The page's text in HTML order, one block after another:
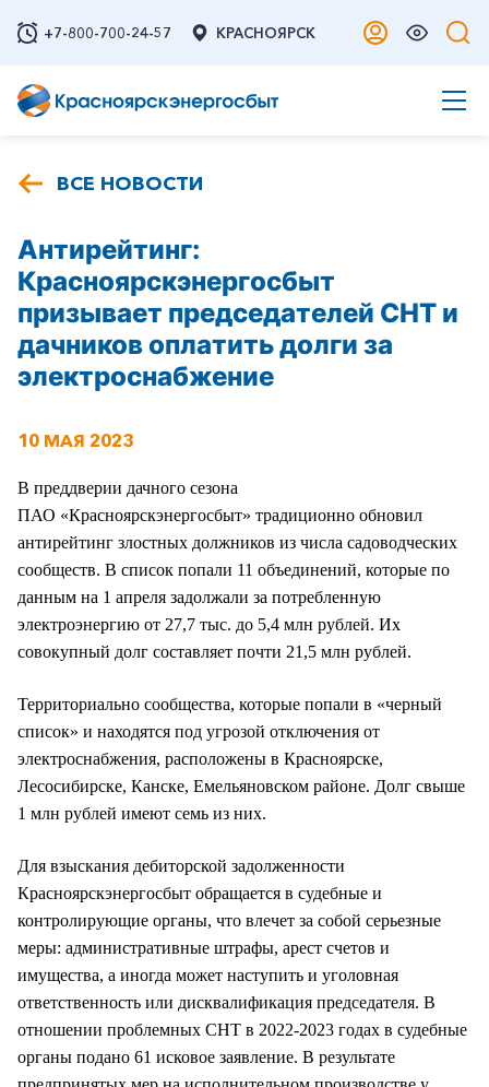
+7-800-700-24-57 КРАСНОЯРСК
ВСЕ НОВОСТИ
Антирейтинг:
Красноярскэнергосбыт
призывает председателей СНТ и
дачников оплатить долги за
электроснабжение
10 МАЯ 2023
В преддверии дачного сезона
ПАО «Красноярскэнергосбыт» традиционно обновил
антирейтинг злостных должников из числа садоводческих
сообществ. В список попали 11 объединений, которые по
данным на 1 апреля задолжали за потребленную
электроэнергию от 27,7 тыс. до 5,4 млн рублей. Их
совокупный долг составляет почти 21,5 млн рублей.
Территориально сообщества, которые попали в «черный
список» и находятся под угрозой отключения от
электроснабжения, расположены в Красноярске,
Лесосибирске, Канске, Емельяновском районе. Долг свыше
1 млн рублей имеют семь из них.
Для взыскания дебиторской задолженности
Красноярскэнергосбыт обращается в судебные и
контролирующие органы, что влечет за собой серьезные
меры: административные штрафы, арест счетов и
имущества, а иногда может наступить и уголовная
ответственность или дисквалификация председателя. В
отношении проблемных СНТ в 2022-2023 годах в судебные
органы подано 61 исковое заявление. В результате